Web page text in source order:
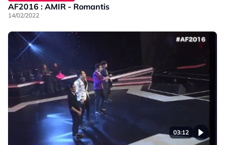
AF2016 : AMIR - Romantis
14/02/2022
03:12